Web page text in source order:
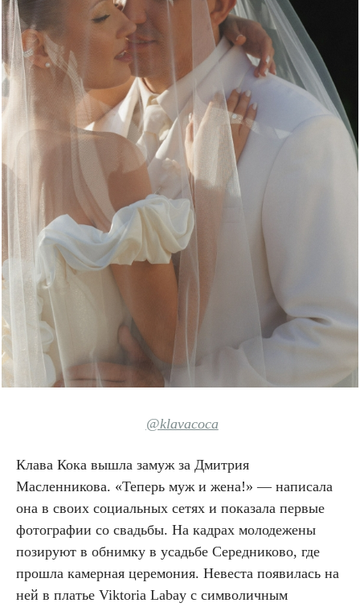
@klavacoca
Клава Кока вышла замуж за Дмитрия
Масленникова. «Теперь муж и жена!» — написала
она в своих социальных сетях и показала первые
фотографии со свадьбы. На кадрах молодежены
позируют в обнимку в усадьбе Середниково, где
прошла камерная церемония. Невеста появилась на
ней в платье Viktoria Labay с символичным